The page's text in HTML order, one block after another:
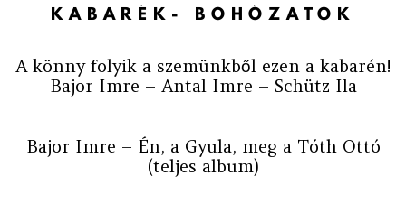
KABARÉK- BOHÓZATOK
A könny folyik a szemünkből ezen a kabarén!
Bajor Imre – Antal Imre – Schütz Ila
Bajor Imre – Én, a Gyula, meg a Tóth Ottó
(teljes album)